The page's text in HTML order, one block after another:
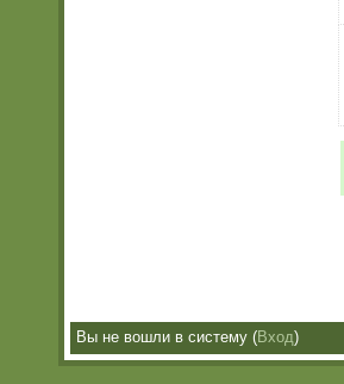
Вы не вошли в систему (Вход)